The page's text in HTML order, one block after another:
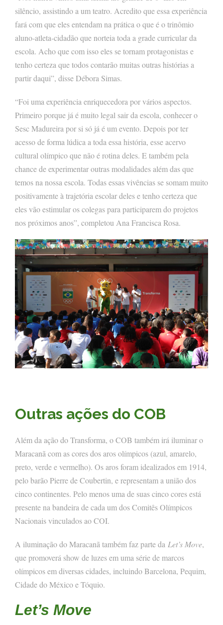
silêncio, assistindo a um teatro. Acredito que essa experiência
fará com que eles entendam na prática o que é o trinômio
aluno-atleta-cidadão que norteia toda a grade curricular da
escola. Acho que com isso eles se tornam protagonistas e
tenho certeza que todos contarão muitas outras histórias a
partir daqui”, disse Débora Simas.
“Foi uma experiência enriquecedora por vários aspectos.
Primeiro porque já é muito legal sair da escola, conhecer o
Sesc Madureira por si só já é um evento. Depois por ter
acesso de forma lúdica a toda essa história, esse acervo
cultural olímpico que não é rotina deles. E também pela
chance de experimentar outras modalidades além das que
temos na nossa escola. Todas essas vivências se somam muito
positivamente à trajetória escolar deles e tenho certeza que
eles vão estimular os colegas para participarem do projetos
nos próximos anos”, completou Ana Francisca Rosa.
Outras ações do COB
Além da ação do Transforma, o COB também irá iluminar o
Maracanã com as cores dos aros olímpicos (azul, amarelo,
preto, verde e vermelho). Os aros foram idealizados em 1914,
pelo barão Pierre de Coubertin, e representam a união dos
cinco continentes. Pelo menos uma de suas cinco cores está
presente na bandeira de cada um dos Comitês Olímpicos
Nacionais vinculados ao COI.
A iluminação do Maracanã também faz parte da Let’s Move,
que promoverá show de luzes em uma série de marcos
olímpicos em diversas cidades, incluindo Barcelona, Pequim,
Cidade do México e Tóquio.
Let’s Move